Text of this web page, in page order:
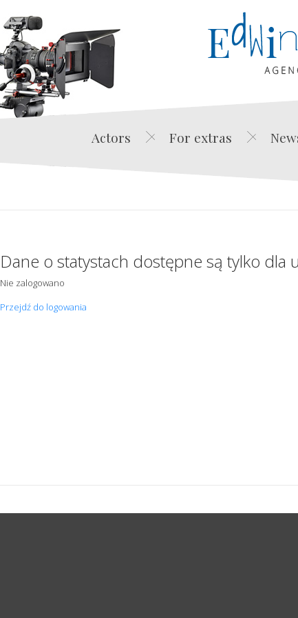
Actors For extras
Dane o statystach dostępne są tylko dla
Nie zalogowano
Przejdź do logowania